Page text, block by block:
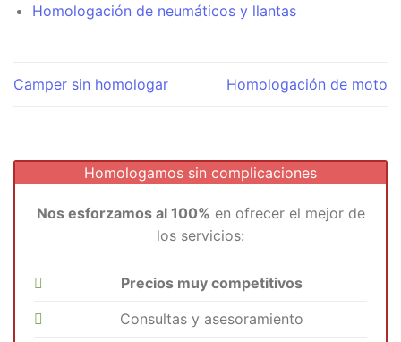
Homologación de neumáticos y llantas
Camper sin homologar Homologación de moto
Homologamos sin complicaciones
Nos esforzamos al 100% en ofrecer el mejor de
los servicios:
Precios muy competitivos
Consultas y asesoramiento